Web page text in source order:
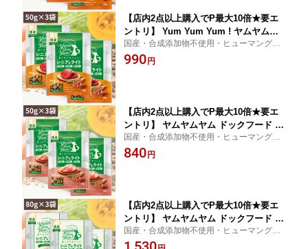
【店内2点以上購入でP最大10倍★要エ
ントリ】 Yum Yum Yum ! ヤムヤムヤ
ム シニア & ライト 馬肉 ドライタイプ (
50g ×3) ちょこっとパック 犬 犬用 ドッ
国産・合成添加物不使用・ヒューマングレ
ード人間の食事と同じ食材を使って、人間
の食事と同じ衛生レベルのペットフード専
990 円
【店内2点以上購入でP最大10倍★要エ
ントリ】 ヤムヤムヤム ドックフード シ
ニア＆ライト チキン ドライタイプ 50g
×3個 ヤムヤムヤム 犬 ドックフード お
国産・合成添加物不使用・ヒューマングレ
ード人間の食事と同じ食材を使って、人間
の食事と同じ衛生レベルのペットフード専
840 円
【店内2点以上購入でP最大10倍★要エ
ントリ】 ヤムヤムヤム ドックフード シ
ニア & ライト チキン やわらかドライタ
イプ 80g×3個 犬用 ヤムヤムヤム 犬 ド
国産・合成添加物不使用・ヒューマングレ
ード人間の食事と同じ食材を使って、人間